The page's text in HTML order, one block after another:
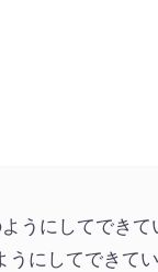
うにしてでき
にしてできて